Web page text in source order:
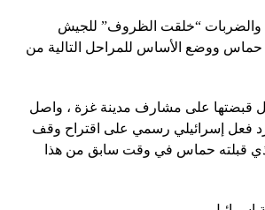
والضربات “خلقت الظروف” للجيش
ووضع الأساس للمراحل التالية من
قبضتها على مشارف مدينة غزة ، واصل
لرد فعل إسرائيلي رسمي على اقتراح وقف
الذي قبلته حماس في وقت سابق من هذا